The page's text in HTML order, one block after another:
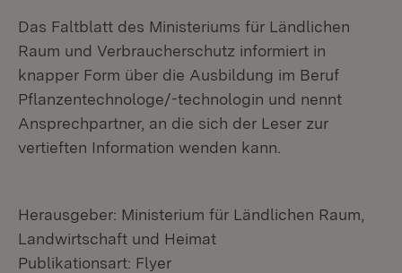
Das Faltblatt des Ministeriums für Ländlichen
Raum und Verbraucherschutz informiert in
knapper Form über die Ausbildung im Beruf
Pflanzentechnologe/-technologin und nennt
Ansprechpartner, an die sich der Leser zur
vertieften Information wenden kann.
Herausgeber: Ministerium für Ländlichen Raum,
Landwirtschaft und Heimat
Publikationsart: Flyer